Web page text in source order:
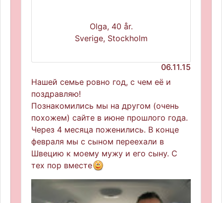
Olga, 40 år.
Sverige, Stockholm
06.11.15
Нашей семье ровно год, с чем её и
поздравляю!
Познакомились мы на другом (очень
похожем) сайте в июне прошлого года.
Через 4 месяца поженились. В конце
февраля мы с сыном переехали в
Швецию к моему мужу и его сыну. С
тех пор вместе